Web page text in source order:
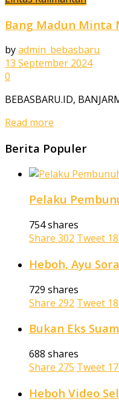
Bang Madun Minta
byadmin_bebasbaru
13 September 2024
0
BEBASBARU.ID,
Read more
Berita Populer
Pelaku
754 shares
Share 302 Tweet
Heboh, Ayu
729 shares
Share 292 Tweet
Bukan Eks
688 shares
Share 275 Tweet
Heboh Video